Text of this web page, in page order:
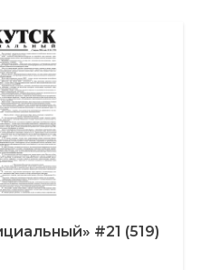
#21 (519)